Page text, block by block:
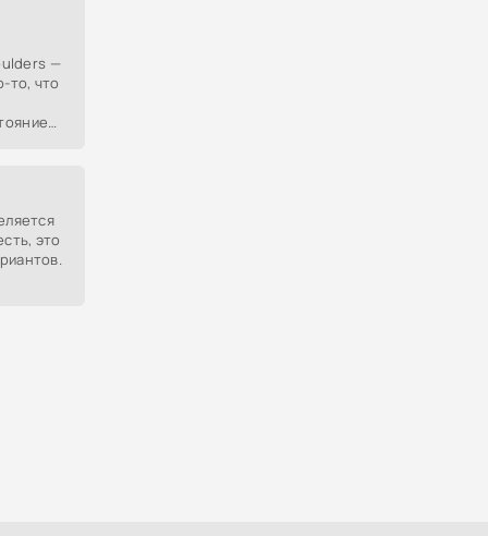
—
то, что
это